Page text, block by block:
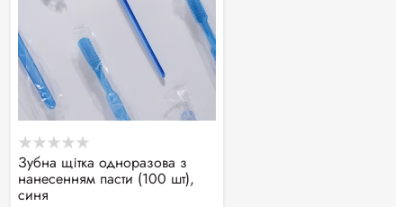
Зубна щітка одноразова з
нанесенням пасти (100 шт),
синя